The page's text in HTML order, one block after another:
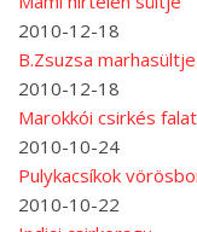
2010-12-18
B.Zsuzsa
2010-12-18
Marokkói csirkés
2010-10-24
Pulykacsíkok
2010-10-22